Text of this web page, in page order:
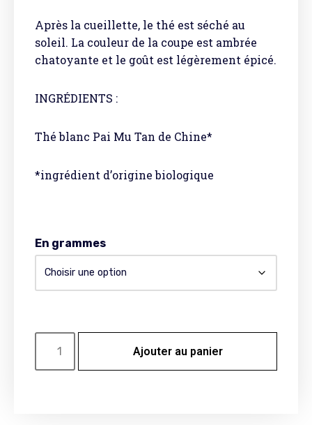
Après la cueillette, le thé est séché au
soleil. La couleur de la coupe est ambrée
chatoyante et le goût est légèrement épicé.
INGRÉDIENTS :
Thé blanc Pai Mu Tan de Chine*
*ingrédient d’origine biologique
En grammes
Ajouter au panier